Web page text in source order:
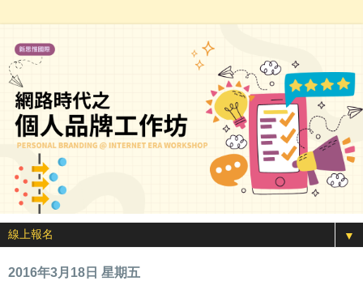
▼
2016年3月18日 星期五